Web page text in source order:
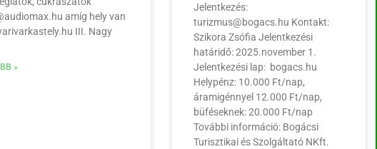
amíg hely van
III. Nagy
»
Jelentkezés:
turizmus@bogacs.hu Kontakt:
Szikora Zsófia Jelentkezési
határidő: 2025.november 1.
Jelentkezési lap: bogacs.hu
Helypénz: 10.000 Ft/nap,
áramigénnyel 12.000 Ft/nap,
büféseknek: 20.000 Ft/nap
További információ: Bogácsi
Turisztikai és Szolgáltató NKft.